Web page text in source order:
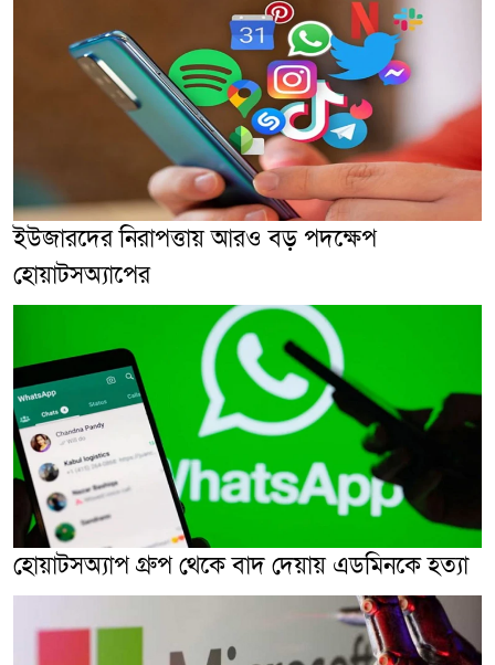
ইউজারদের নিরাপত্তায় আরও বড় পদক্ষেপ
হোয়াটসঅ্যাপের
হোয়াটসঅ্যাপ গ্রুপ থেকে বাদ দেয়ায় এডমিনকে হত্যা